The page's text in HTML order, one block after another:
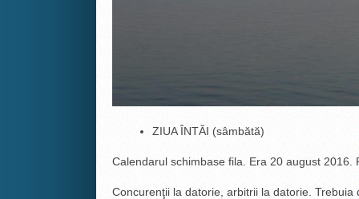
ZIUA ÎNTĂI (sâmbătă)
Calendarul schimbase fila. Era 20 august 2016.
Concurenţii la datorie, arbitrii la datorie.